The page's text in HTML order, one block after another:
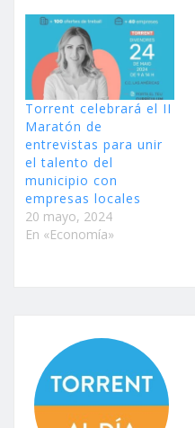
Torrent celebrará el II
Maratón de
entrevistas para unir
el talento del
municipio con
empresas locales
20 mayo, 2024
En «Economía»